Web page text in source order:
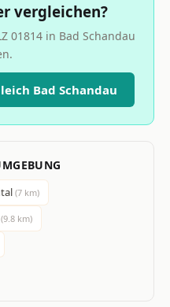
vergleichen?
01814 in Bad Schandau
Bad Schandau
(7 km)
(9.8 km)